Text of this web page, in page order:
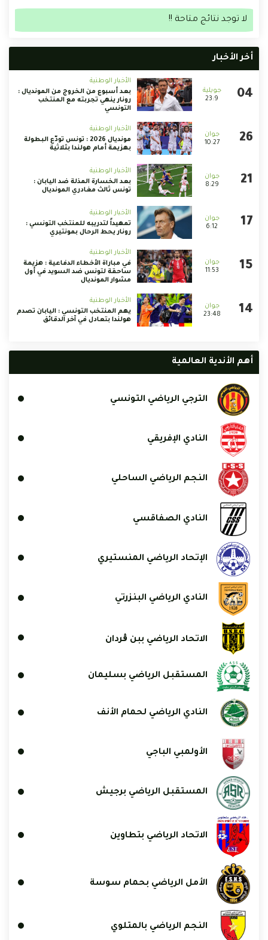
لا توجد نتائج متاحة !!
أخر الأخبار
23:9
الأخبار الوطنية
بعد أسبوع من الخروج من المونديال :
رونار ينهي تجربته مع المنتخب
التونسي
10:27
الأخبار الوطنية
مونديال 2026 : تونس تودّع البطولة
بهزيمة أمام هولندا بثلاثية
8:29
الأخبار الوطنية
بعد الخسارة المذلة ضد اليابان :
تونس ثالث مغادري المونديال
6:12
الأخبار الوطنية
تمهيداً لتدريبه للمنتخب التونسي :
رونار يحط الرحال بمونتيري
11:53
الأخبار الوطنية
في مباراة الأخطاء الدفاعية : هزيمة
ساحقة لتونس ضد السويد في أول
مشوار المونديال
23:48
الأخبار الوطنية
يهم المنتخب التونسي : اليابان تصدم
هولندا بتعادل في آخر الدقائق
أهم الأندية العالمية
الترجي الرياضي التونسي
النادي الإفريقي
النجم الرياضي الساحلي
النادي الصفاقسي
الإتحاد الرياضي المنستيري
النادي الرياضي البنزرتي
الاتحاد الرياضي ببن ڨردان
المستقبل الرياضي بسليمان
النادي الرياضي لحمام الأنف
الأولمبي الباجي
المستقبل الرياضي برجيش
الاتحاد الرياضي بتطاوين
الأمل الرياضي بحمام سوسة
النجم الرياضي بالمتلوي